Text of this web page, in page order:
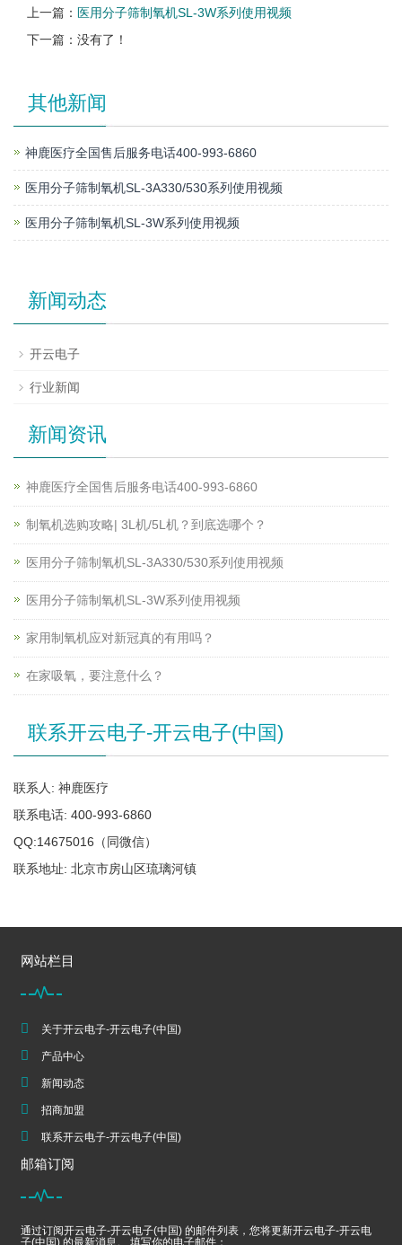
上一篇： 医用分子筛制氧机SL-3W系列使用视频
下一篇：没有了！
其他新闻
神鹿医疗全国售后服务电话400-993-6860
医用分子筛制氧机SL-3A330/530系列使用视频
医用分子筛制氧机SL-3W系列使用视频
新闻动态
开云电子
行业新闻
新闻资讯
神鹿医疗全国售后服务电话400-993-6860
制氧机选购攻略| 3L机/5L机？到底选哪个？
医用分子筛制氧机SL-3A330/530系列使用视频
医用分子筛制氧机SL-3W系列使用视频
家用制氧机应对新冠真的有用吗？
在家吸氧，要注意什么？
联系开云电子-开云电子(中国)
联系人: 神鹿医疗
联系电话: 400-993-6860
QQ:14675016（同微信）
联系地址: 北京市房山区琉璃河镇
网站栏目
关于开云电子-开云电子(中国)
产品中心
新闻动态
招商加盟
联系开云电子-开云电子(中国)
邮箱订阅
通过订阅开云电子-开云电子(中国) 的邮件列表，您将更新开云电子-开云电